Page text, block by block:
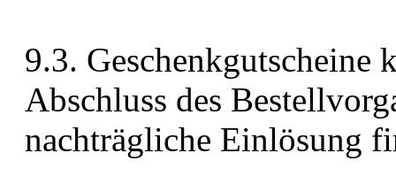
9.3. Geschenkgutscheine
Abschluss des
nachträgliche Einlösung